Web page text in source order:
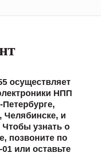
осуществляет
НПП
Челябинске, и
Чтобы узнать о
позвоните по
или оставьте